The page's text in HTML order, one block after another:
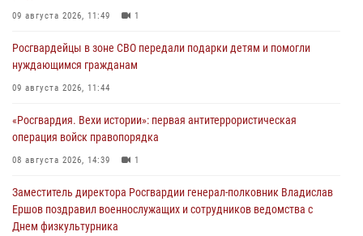
09 августа 2026, 11:49 1
Росгвардейцы в зоне СВО передали подарки детям и помогли
нуждающимся гражданам
09 августа 2026, 11:44
«Росгвардия. Вехи истории»: первая антитеррористическая
операция войск правопорядка
08 августа 2026, 14:39 1
Заместитель директора Росгвардии генерал-полковник Владислав
Ершов поздравил военнослужащих и сотрудников ведомства с
Днем физкультурника